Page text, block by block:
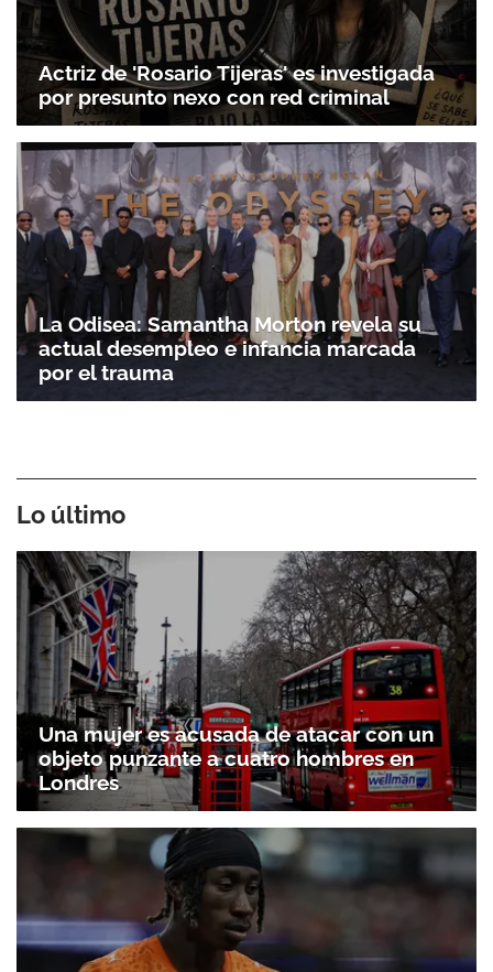
Actriz de 'Rosario Tijeras' es investigada
por presunto nexo con red criminal
La Odisea: Samantha Morton revela su
actual desempleo e infancia marcada
por el trauma
Lo último
Una mujer es acusada de atacar con un
objeto punzante a cuatro hombres en
Londres